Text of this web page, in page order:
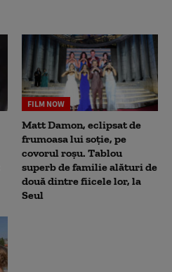
FILM NOW
Matt Damon, eclipsat de
frumoasa lui soție, pe
covorul roșu. Tablou
superb de familie alături de
două dintre fiicele lor, la
Seul